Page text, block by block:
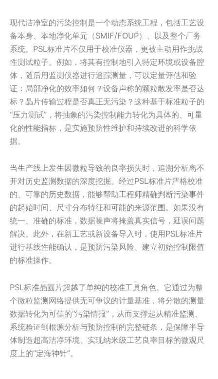
现代洁净室的污染控制是一个动态系统工程，包括工艺设
备本身、本地净化单元（SMIF/FOUP）、以及整个厂务
系统。PSL标准片不仅用于校准仪器，更被主动用作挑战
性测试粒子。例如，将其有控制地引入特定环境或设备腔
体，随后用监测仪器进行追踪测量，可以定量评估和验
证：局部净化的效率如何？设备声称的颗粒散发率是否达
标？晶片传输过程是否真正无污染？这种基于标准粒子的
“压力测试”，将抽象的污染控制能力转化为具体的、可量
化的性能指标，是实施预防性维护和持续改进的科学依
据。
当生产线上发生因微粒导致的良率损失时，追溯分析离不
开对历史监测数据的深度挖掘。经过PSL标准片严格校准
的、可靠的历史数据，能够帮助工程师精确判断污染事件
的起始时间、尺寸分布特征和可能的来源范围。如果没有
统一、准确的标准，数据噪声将掩盖真实信号，延误问题
解决。此外，在新工艺或新设备导入时，使用PSL标准片
进行基线性能确认，是预防污染风险、建立初始控制限值
的标准操作。
PSL标准晶圆片超越了单纯的校准工具角色。它通过为整
个微粒监测网络提供无可争议的计量基准，将分散的测量
数据转化为可信的“污染情报”，从而支撑起从精准监测、
系统验证到根源分析与预防控制的完整链条，是保障半导
体制造超高洁净环境、实现纳米级工艺良率目标的微观尺
度上的“定海神针”。